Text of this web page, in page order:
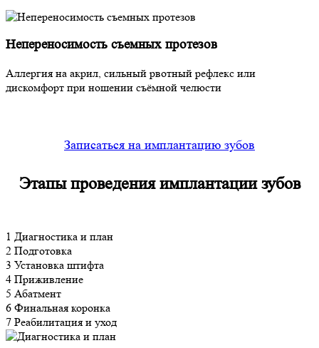
Непереносимость съемных протезов
Аллергия на акрил, сильный рвотный рефлекс или
дискомфорт при ношении съёмной челюсти
Записаться на имплантацию зубов
Этапы проведенияимплантации зубов
1 Диагностика и план
2 Подготовка
3 Установка штифта
4 Приживление
5 Абатмент
6 Финальная коронка
7 Реабилитация и уход